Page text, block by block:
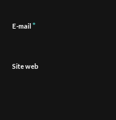
E-mail*
Site web